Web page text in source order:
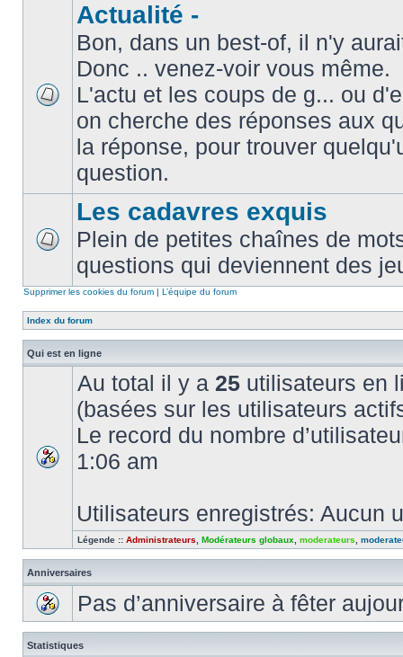
Actualité -
Bon, dans un best-of, il n'y
Donc .. venez-voir vous même.
L'actu et les coups de g... ou
on cherche des réponses aux
la réponse, pour trouver
question.
Les cadavres exquis
Plein de petites chaînes de
questions qui deviennent des
Supprimer les cookies du forum | L’équipe du forum
Index du forum
Qui est en ligne
Au total il y a 25 utilisateurs en
(basées sur les utilisateurs
Le record du nombre
1:06 am
Utilisateurs enregistrés: Aucun
Légende :: Administrateurs Modérateurs globaux moderateurs
Anniversaires
Pas d’anniversaire à fêter
Statistiques